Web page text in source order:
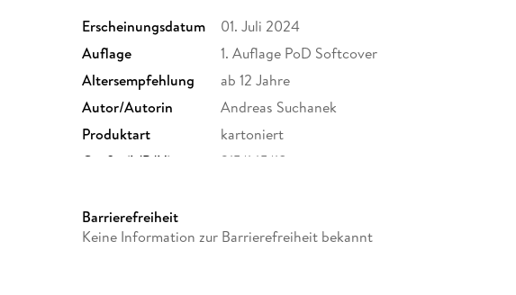
Erscheinungsdatum 01. Juli 2024
Auflage
1. Auflage PoD Softcover
Altersempfehlung
ab 12 Jahre
Autor/Autorin
Andreas Suchanek
Produktart
kartoniert
Größe (L/B/H)
215/145/18 mm
Barrierefreiheit
Keine Information zur Barrierefreiheit bekannt